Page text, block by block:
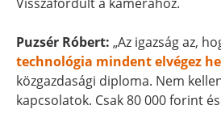
Puzsér Róbert: „Az igazság az,
technológia mindent elvégez
közgazdasági diploma. Nem
kapcsolatok. Csak 80 000 forint